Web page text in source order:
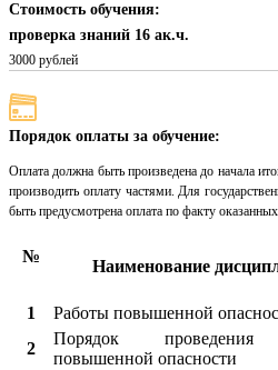
Стоимость обучения:
проверка знаний 16 ак.ч.
3000 рублей
Порядок оплаты за обучение:
Оплата должна быть произведена до начала
производить оплату частями. Для
быть предусмотрена оплата по факту
№
Наименование
1
Работы повышенной
2
Порядок проведения
повышенной опасности